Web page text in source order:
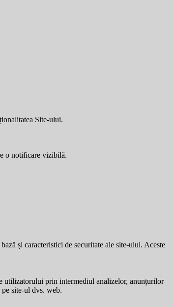
Site-ului.
o notificare vizibilă.
și caracteristici de securitate ale site-ului. Aceste
utilizatorului prin intermediul analizelor, anunțurilor
site-ul dvs. web.